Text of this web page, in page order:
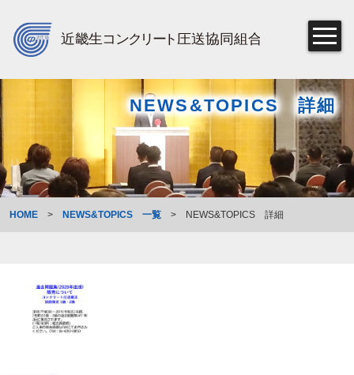
NEWS&TOPICS 詳細
HOME > NEWS&TOPICS 一覧 > NEWS&TOPICS 詳細